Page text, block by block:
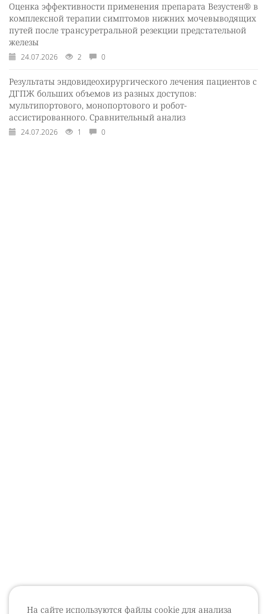
На сайте используются файлы cookie для анализа
Оценка эффективности применения препарата Везустен® в
комплексной терапии симптомов нижних мочевыводящих
путей после трансуретральной резекции предстательной
железы
24.07.2026 2 0
Результаты эндовидеохирургического лечения пациентов с
ДГПЖ больших объемов из разных доступов:
мультипортового, монопортового и робот-
ассистированного. Сравнительный анализ
24.07.2026 1 0